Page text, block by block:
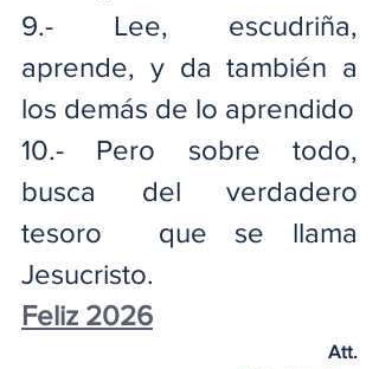
9.- Lee, escudriña,
aprende, y da también a
los demás de lo aprendido
10.- Pero sobre todo,
busca del verdadero
tesoro  que se llama
Jesucristo.
Feliz 2026
Att.